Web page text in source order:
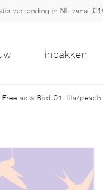
verzending in NL vanaf
inpakken
as a Bird 01. lila/peach